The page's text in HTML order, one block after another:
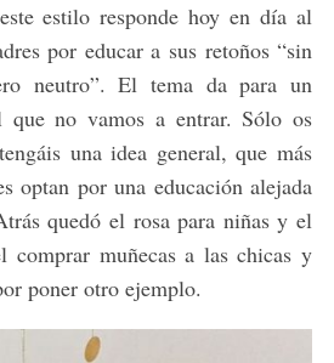
estilo responde hoy en día al
por educar a sus retoños “sin
neutro”. El tema da para un
que no vamos a entrar. Sólo os
una idea general, que más
optan por una educación alejada
quedó el rosa para niñas y el
comprar muñecas a las chicas y
poner otro ejemplo.